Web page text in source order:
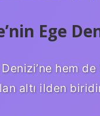
Ege
hem de
altı ilden